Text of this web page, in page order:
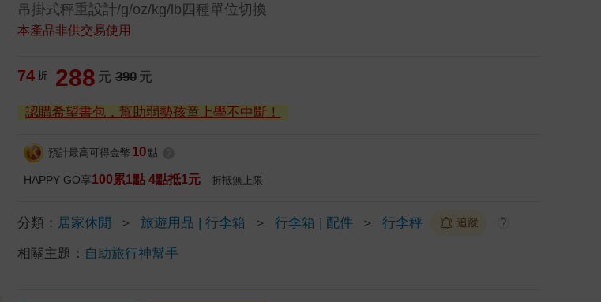
吊掛式秤重設計/g/oz/kg/lb四種單位切換
本產品非供交易使用
74 折 288 元 390 元
認購希望書包，幫助弱勢孩童上學不中斷！
預計最高可得金幣 10 點
HAPPY GO享100累1點 4點抵1元 折抵無上限
分類： 居家休閒 ＞ 旅遊用品 | 行李箱 ＞ 行李箱 | 配件 ＞ 行李秤 追蹤 ?
相關主題： 自助旅行神幫手